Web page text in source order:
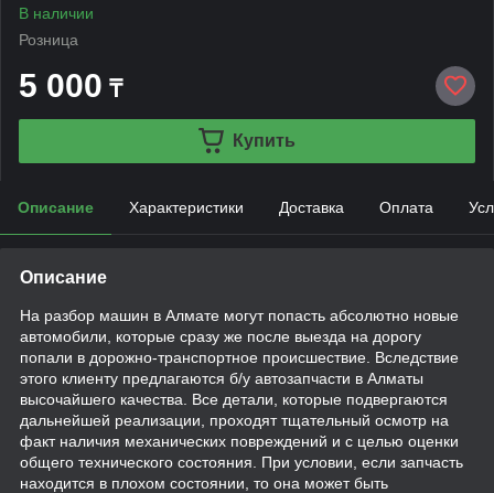
В наличии
Розница
5 000 ₸
Купить
Описание Характеристики Доставка Оплата
Описание
На разбор машин в Алмате могут попасть абсолютно новые
автомобили, которые сразу же после выезда на дорогу
попали в дорожно-транспортное происшествие. Вследствие
этого клиенту предлагаются б/у автозапчасти в Алматы
высочайшего качества. Все детали, которые подвергаются
дальнейшей реализации, проходят тщательный осмотр на
факт наличия механических повреждений и с целью оценки
общего технического состояния. При условии, если запчасть
находится в плохом состоянии, то она может быть